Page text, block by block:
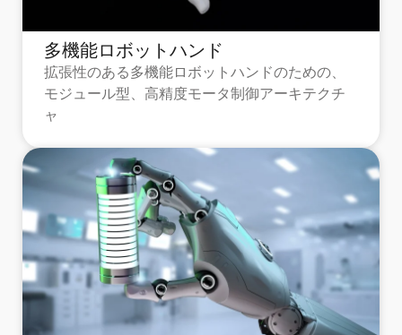
多機能ロボットハンド
拡張性のある多機能ロボットハンドのための、
モジュール型、高精度モータ制御アーキテクチ
ャ